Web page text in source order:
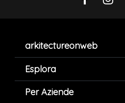
arkitectureonweb
Esplora
Per Aziende